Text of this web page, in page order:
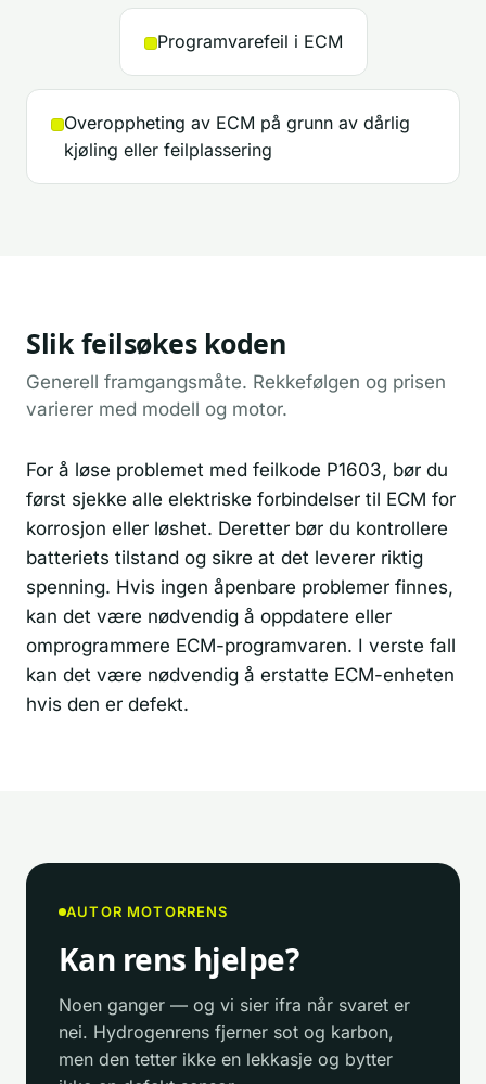
Programvarefeil i ECM
Overoppheting av ECM på grunn av dårlig
kjøling eller feilplassering
Slik feilsøkes koden
Generell framgangsmåte. Rekkefølgen og prisen
varierer med modell og motor.
For å løse problemet med feilkode P1603, bør du
først sjekke alle elektriske forbindelser til ECM for
korrosjon eller løshet. Deretter bør du kontrollere
batteriets tilstand og sikre at det leverer riktig
spenning. Hvis ingen åpenbare problemer finnes,
kan det være nødvendig å oppdatere eller
omprogrammere ECM-programvaren. I verste fall
kan det være nødvendig å erstatte ECM-enheten
hvis den er defekt.
AUTOR MOTORRENS
Kan rens hjelpe?
Noen ganger — og vi sier ifra når svaret er
nei. Hydrogenrens fjerner sot og karbon,
men den tetter ikke en lekkasje og bytter